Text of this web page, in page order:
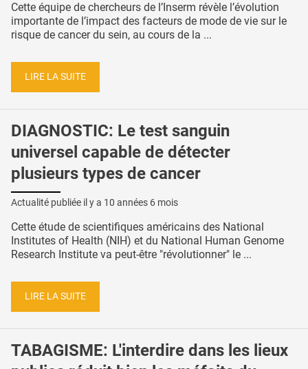
Cette équipe de chercheurs de l’Inserm révèle l’évolution
importante de l’impact des facteurs de mode de vie sur le
risque de cancer du sein, au cours de la ...
LIRE LA SUITE
DIAGNOSTIC: Le test sanguin
universel capable de détecter
plusieurs types de cancer
Actualité publiée il y a 10 années 6 mois
Cette étude de scientifiques américains des National
Institutes of Health (NIH) et du National Human Genome
Research Institute va peut-être "révolutionner" le ...
LIRE LA SUITE
TABAGISME: L'interdire dans les lieux